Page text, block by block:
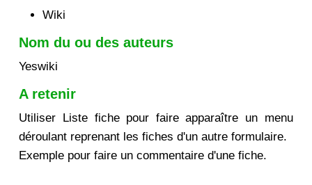
Wiki
Nom du ou des auteurs
Yeswiki
A retenir
Utiliser Liste fiche pour faire apparaître un menu
déroulant reprenant les fiches d'un autre formulaire.
Exemple pour faire un commentaire d'une fiche.